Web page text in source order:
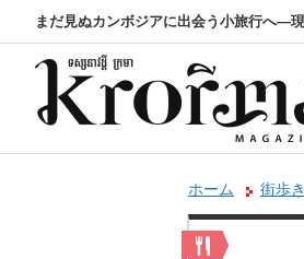
まだ見ぬカンボジアに出会う小旅行へ―
ホーム 街歩き